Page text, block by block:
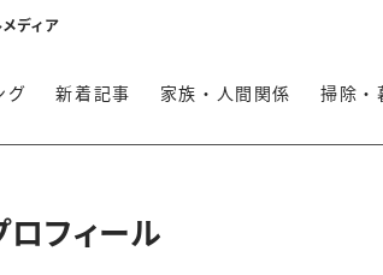
ディア
グ 新着記事 家族・人間関係 掃除・
ロフィール